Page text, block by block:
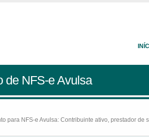
de NFS-e Avulsa
para NFS-e Avulsa: Contribuinte ativo, prestador